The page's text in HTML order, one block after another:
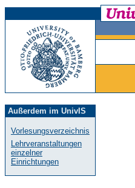
Außerdem im UnivIS
Vorlesungsverzeichnis
Lehrveranstaltungen
einzelner
Einrichtungen